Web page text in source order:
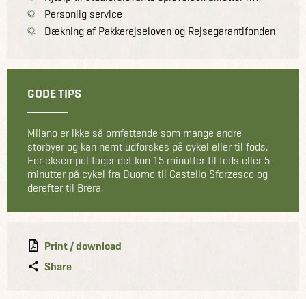
Personlig service
Dækning af Pakkerejseloven og Rejsegarantifonden
GODE TIPS
Milano er ikke så omfattende som mange andre
storbyer og kan nemt udforskes på cykel eller til fods.
For eksempel tager det kun 15 minutter til fods eller 5
minutter på cykel fra Duomo til Castello Sforzesco og
derefter til Brera.
Print / download
Share